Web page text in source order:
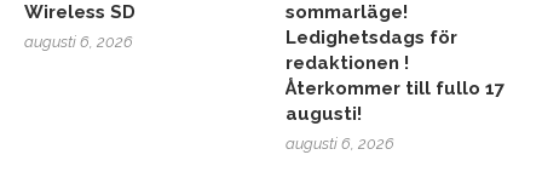
Wireless SD
augusti 6, 2026
sommarläge!
Ledighetsdags för
redaktionen !
Återkommer till fullo 17
augusti!
augusti 6, 2026